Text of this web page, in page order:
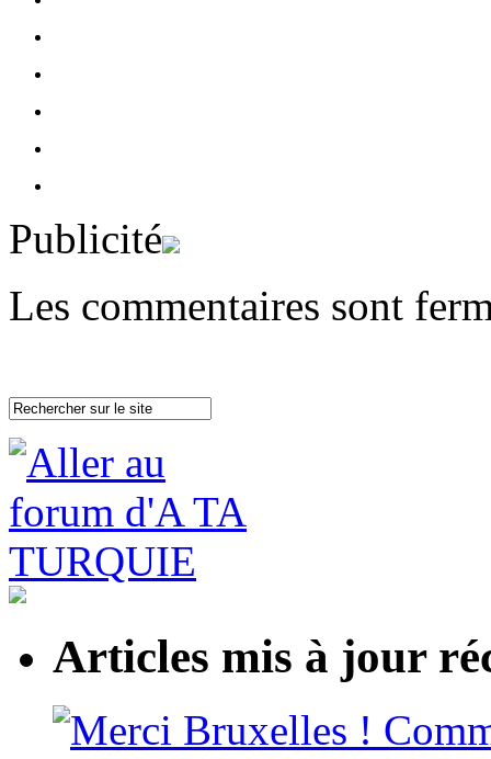
Publicité
Les commentaires sont
Articles mis à jour